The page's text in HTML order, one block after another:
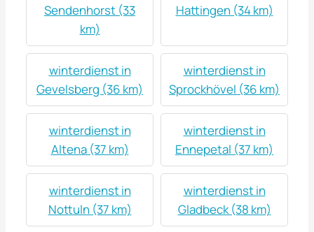
Sendenhorst (33
km)
Hattingen (34 km)
winterdienst in
Gevelsberg (36 km)
winterdienst in
Sprockhövel (36 km)
winterdienst in
Altena (37 km)
winterdienst in
Ennepetal (37 km)
winterdienst in
Nottuln (37 km)
winterdienst in
Gladbeck (38 km)